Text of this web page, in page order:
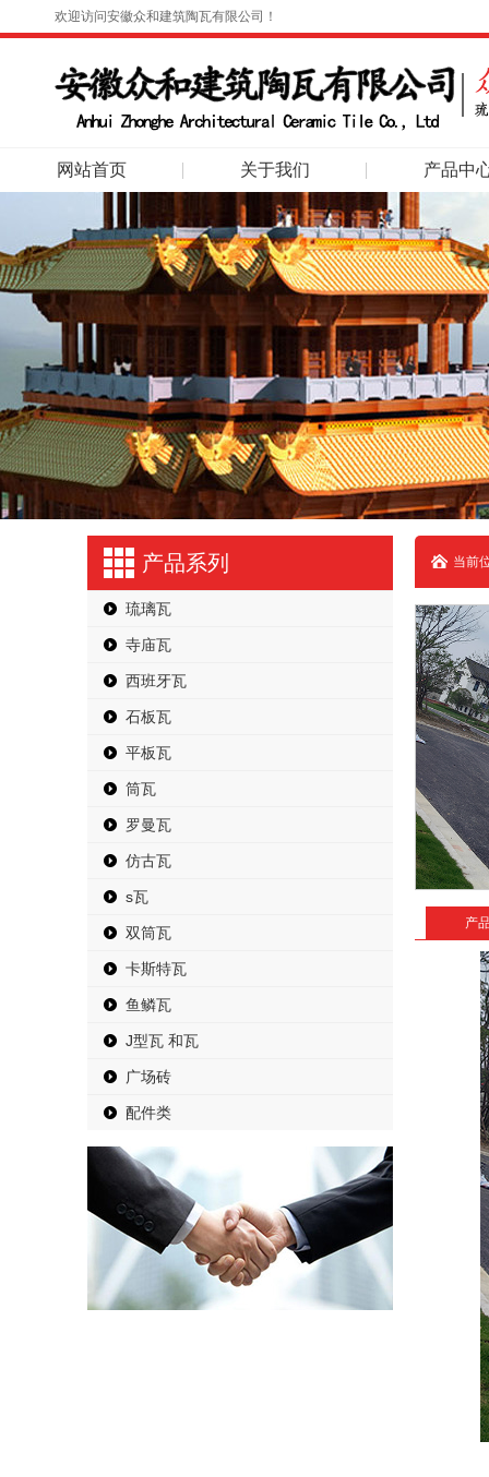
欢迎访问安徽众和建筑陶瓦有限公司！
网站首页 关于我们 产品中
产品系列
琉璃瓦
寺庙瓦
西班牙瓦
石板瓦
平板瓦
筒瓦
罗曼瓦
仿古瓦
s瓦
双筒瓦
卡斯特瓦
鱼鳞瓦
J型瓦 和瓦
广场砖
配件类
当前
产